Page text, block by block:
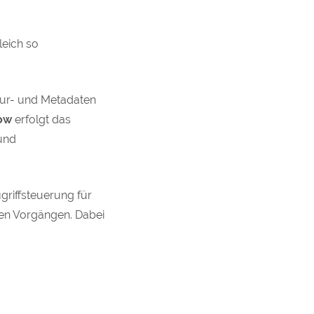
so
und Metadaten
erfolgt das
für
Vorgängen. Dabei